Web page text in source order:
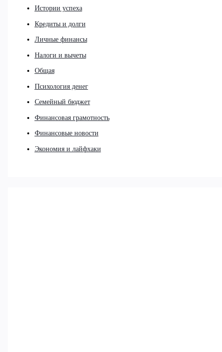
Истории успеха
Кредиты и долги
Личные финансы
Налоги и вычеты
Общая
Психология денег
Семейный бюджет
Финансовая грамотность
Финансовые новости
Экономия и лайфхаки